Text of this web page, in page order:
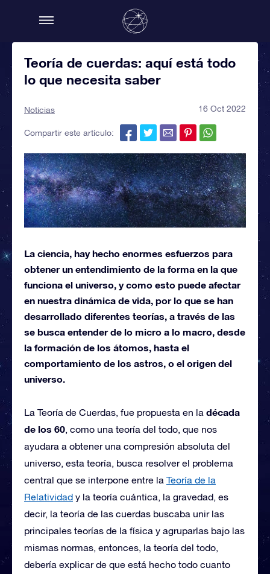
Teoría de cuerdas: aquí está todo
lo que necesita saber
Noticias 16 Oct 2022
Compartir este artículo:
La ciencia, hay hecho enormes esfuerzos para
obtener un entendimiento de la forma en la que
funciona el universo, y como esto puede afectar
en nuestra dinámica de vida, por lo que se han
desarrollado diferentes teorías, a través de las
se busca entender de lo micro a lo macro, desde
la formación de los átomos, hasta el
comportamiento de los astros, o el origen del
universo.
La Teoría de Cuerdas, fue propuesta en la década
de los 60, como una teoría del todo, que nos
ayudara a obtener una compresión absoluta del
universo, esta teoría, busca resolver el problema
central que se interpone entre la Teoría de la
Relatividad y la teoría cuántica, la gravedad, es
decir, la teoría de las cuerdas buscaba unir las
principales teorías de la física y agruparlas bajo las
mismas normas, entonces, la teoría del todo,
debería explicar de que está hecho todo cuanto